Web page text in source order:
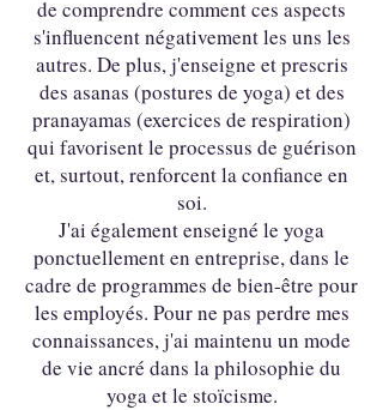
de comprendre comment ces aspects
s'influencent négativement les uns les
autres. De plus, j'enseigne et prescris
des asanas (postures de yoga) et des
pranayamas (exercices de respiration)
qui favorisent le processus de guérison
et, surtout, renforcent la confiance en
soi.
J'ai également enseigné le yoga
ponctuellement en entreprise, dans le
cadre de programmes de bien-être pour
les employés. Pour ne pas perdre mes
connaissances, j'ai maintenu un mode
de vie ancré dans la philosophie du
yoga et le stoïcisme.